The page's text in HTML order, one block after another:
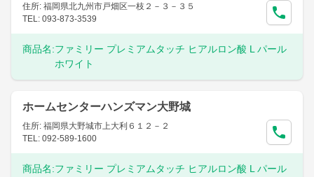
住所: 福岡県北九州市戸畑区一枝２－３－３５
TEL: 093-873-3539
商品名:ファミリー プレミアムタッチ ヒアルロン酸 L パール
ホワイト
ホームセンターハンズマン大野城
住所: 福岡県大野城市上大利６１２－２
TEL: 092-589-1600
商品名:ファミリー プレミアムタッチ ヒアルロン酸 L パール